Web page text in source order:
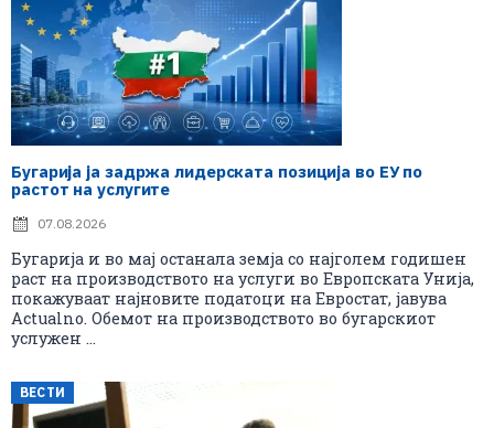
Бугарија ја задржа лидерската позиција во ЕУ по
растот на услугите
07.08.2026
Бугарија и во мај останала земја со најголем годишен
раст на производството на услуги во Европската Унија,
покажуваат најновите податоци на Евростат, јавува
Actualno. Обемот на производството во бугарскиот
услужен ...
ВЕСТИ